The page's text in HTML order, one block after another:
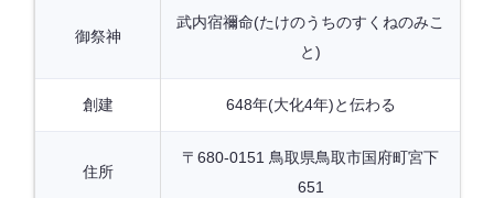
御祭神
武内宿禰命(たけのうちのすくねのみこ
と)
創建 648年(大化4年)と伝わる
住所
〒680-0151 鳥取県鳥取市国府町宮下
651